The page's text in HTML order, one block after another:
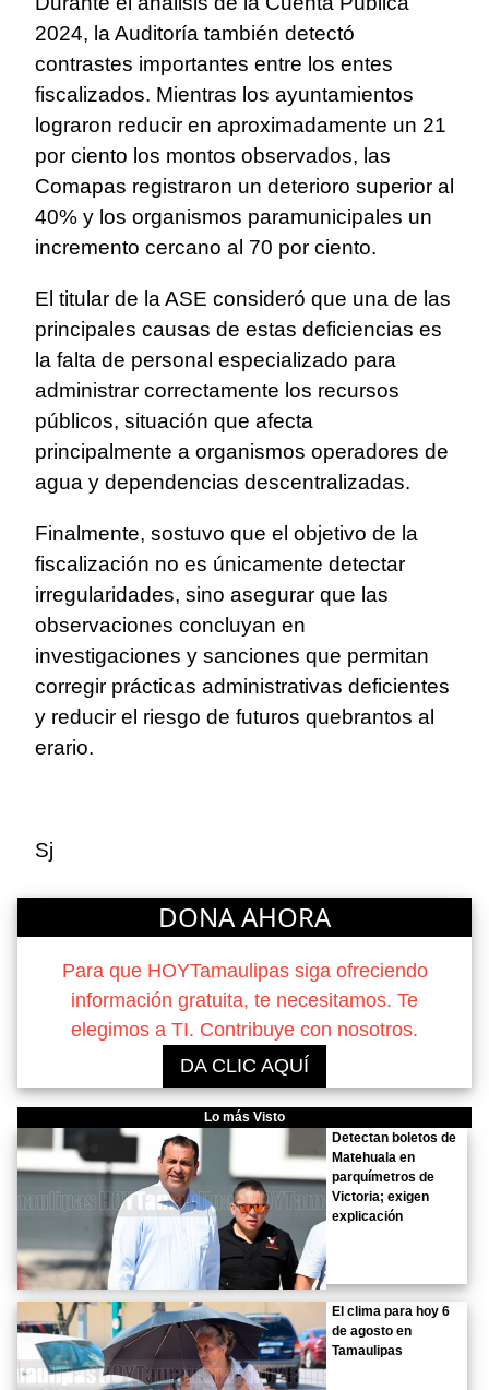
2024, la Auditoría también detectó
contrastes importantes entre los entes
fiscalizados. Mientras los ayuntamientos
lograron reducir en aproximadamente un 21
por ciento los montos observados, las
Comapas registraron un deterioro superior al
40% y los organismos paramunicipales un
incremento cercano al 70 por ciento.
El titular de la ASE consideró que una de las
principales causas de estas deficiencias es
la falta de personal especializado para
administrar correctamente los recursos
públicos, situación que afecta
principalmente a organismos operadores de
agua y dependencias descentralizadas.
Finalmente, sostuvo que el objetivo de la
fiscalización no es únicamente detectar
irregularidades, sino asegurar que las
observaciones concluyan en
investigaciones y sanciones que permitan
corregir prácticas administrativas deficientes
y reducir el riesgo de futuros quebrantos al
erario.
Sj
DONA AHORA
Para que HOYTamaulipas siga ofreciendo
información gratuita, te necesitamos. Te
elegimos a TI. Contribuye con nosotros.
DA CLIC AQUÍ
Lo más Visto
Detectan boletos de
Matehuala en
parquímetros de
Victoria; exigen
explicación
El clima para hoy 6
de agosto en
Tamaulipas